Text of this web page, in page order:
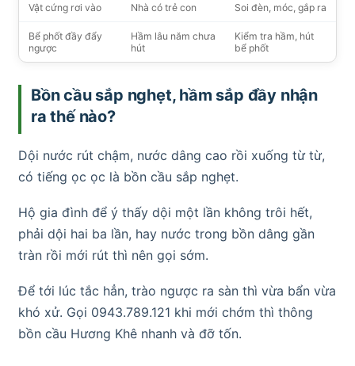
Vật cứng rơi vào Nhà có trẻ con Soi đèn, móc, gắp ra
Bể phốt đầy đẩy
ngược
Hầm lâu năm chưa
hút
Kiểm tra hầm, hút
bể phốt
Bồn cầu sắp nghẹt, hầm sắp đầy nhận
ra thế nào?
Dội nước rút chậm, nước dâng cao rồi xuống từ từ,
có tiếng ọc ọc là bồn cầu sắp nghẹt.
Hộ gia đình để ý thấy dội một lần không trôi hết,
phải dội hai ba lần, hay nước trong bồn dâng gần
tràn rồi mới rút thì nên gọi sớm.
Để tới lúc tắc hẳn, trào ngược ra sàn thì vừa bẩn vừa
khó xử. Gọi 0943.789.121 khi mới chớm thì thông
bồn cầu Hương Khê nhanh và đỡ tốn.